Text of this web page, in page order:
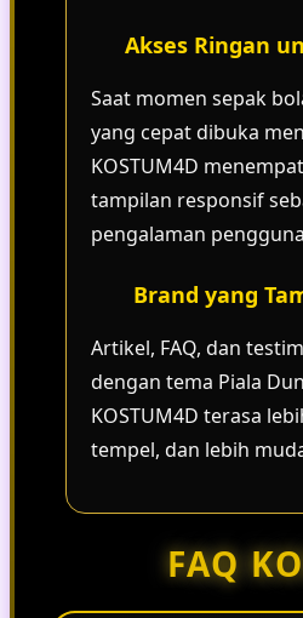
Akses Ringan
Saat momen sepak
yang cepat dibuka
KOSTUM4D
tampilan responsif
pengalaman
Brand yang
Artikel, FAQ, dan
dengan tema Piala
KOSTUM4D terasa
tempel, dan lebih
FAQ